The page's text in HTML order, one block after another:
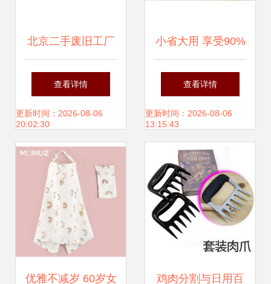
北京二手废旧工厂
生产线流水线设备
拆除回收公司 日用
百货的绿色转型与
市场机遇
查看详情
更新时间：2026-08-06
20:02:30
小省大用 享受90%
学生党都在模仿的
特价家居生活方
式！
查看详情
更新时间：2026-08-06
13:15:43
优雅不减岁 60岁女 鸡肉分割与日用百